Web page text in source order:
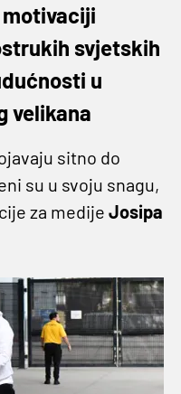
motivaciji
svjetskih
u
velikana
sitno do
su u svoju snagu,
za medije Josipa